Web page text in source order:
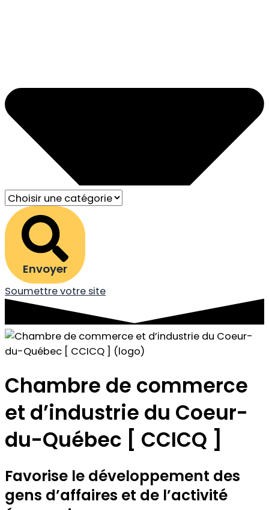
Envoyer
Soumettre votre site
Chambre de commerce
et d’industrie du Coeur-
du-Québec [ CCICQ ]
Favorise le développement des
gens d’affaires et de l’activité